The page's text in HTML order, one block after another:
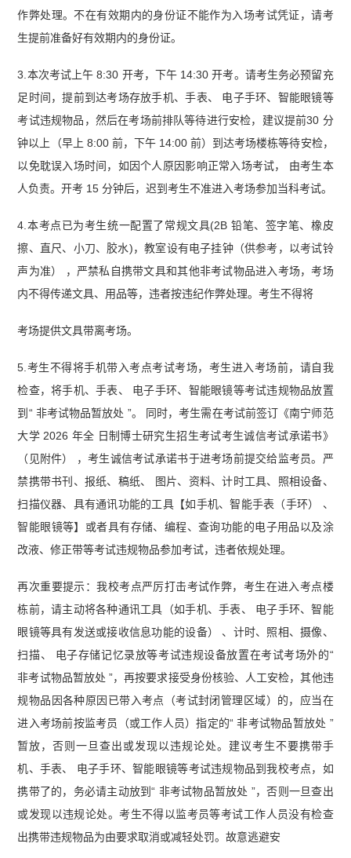
作弊处理。不在有效期内的身份证不能作为入场考试凭证，请考
生提前准备好有效期内的身份证。
3.本次考试上午 8:30 开考，下午 14:30 开考。请考生务必预留充
足时间，提前到达考场存放手机、手表、 电子手环、智能眼镜等
考试违规物品，然后在考场前排队等待进行安检，建议提前30 分
钟以上（早上 8:00 前，下午 14:00 前）到达考场楼栋等待安检，
以免耽误入场时间，如因个人原因影响正常入场考试， 由考生本
人负责。开考 15 分钟后，迟到考生不准进入考场参加当科考试。
4.本考点已为考生统一配置了常规文具(2B 铅笔、签字笔、橡皮
擦、直尺、小刀、胶水)，教室设有电子挂钟（供参考，以考试铃
声为准） ，严禁私自携带文具和其他非考试物品进入考场，考场
内不得传递文具、用品等，违者按违纪作弊处理。考生不得将
考场提供文具带离考场。
5.考生不得将手机带入考点考试考场，考生进入考场前，请自我
检查，将手机、手表、 电子手环、智能眼镜等考试违规物品放置
到“ 非考试物品暂放处 ”。 同时，考生需在考试前签订《南宁师范
大学 2026 年全 日制博士研究生招生考试考生诚信考试承诺书》
（见附件） ，考生诚信考试承诺书于进考场前提交给监考员。严
禁携带书刊、报纸、稿纸、 图片、资料、计时工具、照相设备、
扫描仪器、具有通讯功能的工具【如手机、智能手表（手环） 、
智能眼镜等】或者具有存储、编程、查询功能的电子用品以及涂
改液、修正带等考试违规物品参加考试，违者依规处理。
再次重要提示：我校考点严厉打击考试作弊，考生在进入考点楼
栋前，请主动将各种通讯工具（如手机、手表、 电子手环、智能
眼镜等具有发送或接收信息功能的设备） 、计时、照相、摄像、
扫描、 电子存储记忆录放等考试违规设备放置在考试考场外的“
非考试物品暂放处 ”，再按要求接受身份核验、人工安检，其他违
规物品因各种原因已带入考点（考试封闭管理区域）的，应当在
进入考场前按监考员（或工作人员）指定的“ 非考试物品暂放处 ”
暂放，否则一旦查出或发现以违规论处。建议考生不要携带手
机、手表、 电子手环、智能眼镜等考试违规物品到我校考点，如
携带了的，务必请主动放到“ 非考试物品暂放处 ”，否则一旦查出
或发现以违规论处。考生不得以监考员等考试工作人员没有检查
出携带违规物品为由要求取消或减轻处罚。故意逃避安